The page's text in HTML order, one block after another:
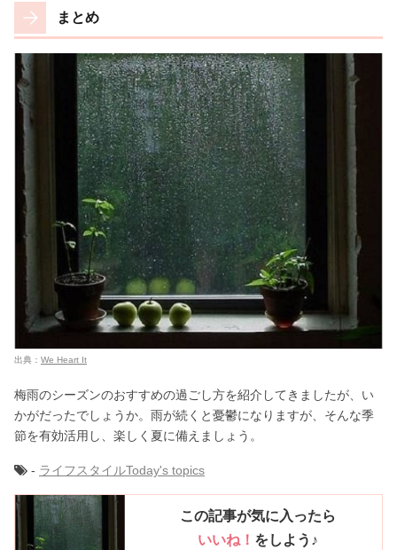
まとめ
出典： We Heart It
梅雨のシーズンのおすすめの過ごし方を紹介してきましたが、い
かがだったでしょうか。雨が続くと憂鬱になりますが、そんな季
節を有効活用し、楽しく夏に備えましょう。
- ライフスタイルToday's topics
この記事が気に入ったら
いいね！ をしよう♪